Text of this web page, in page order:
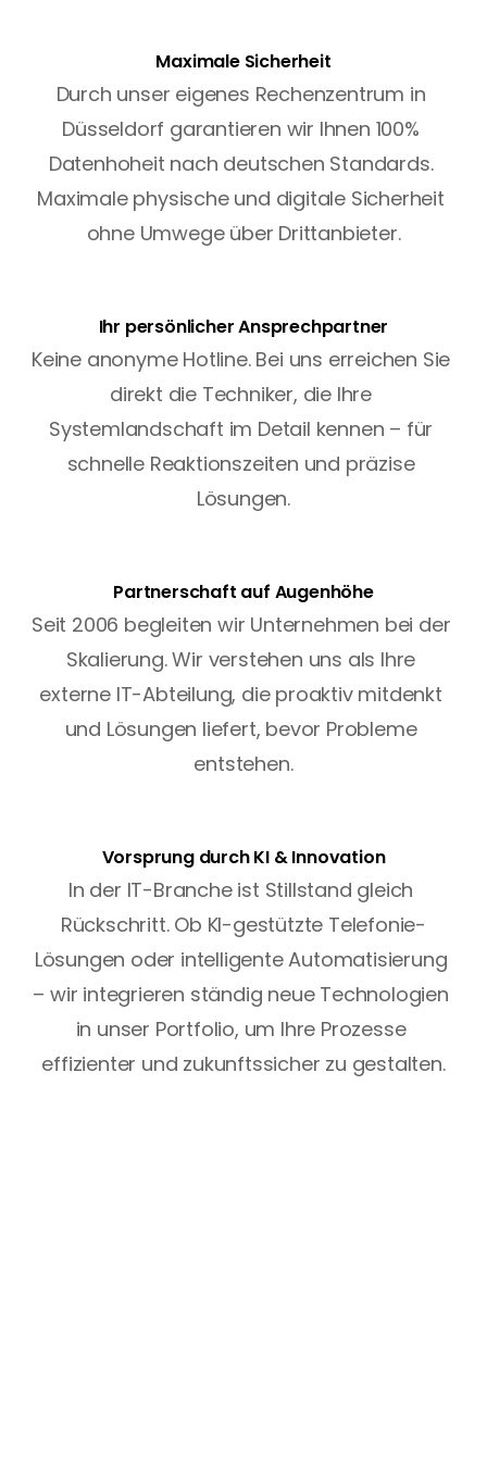
Maximale Sicherheit
Durch unser eigenes Rechenzentrum in
Düsseldorf garantieren wir Ihnen 100%
Datenhoheit nach deutschen Standards.
Maximale physische und digitale Sicherheit
ohne Umwege über Drittanbieter.
Ihr persönlicher Ansprechpartner
Keine anonyme Hotline. Bei uns erreichen Sie
direkt die Techniker, die Ihre
Systemlandschaft im Detail kennen – für
schnelle Reaktionszeiten und präzise
Lösungen.
Partnerschaft auf Augenhöhe
Seit 2006 begleiten wir Unternehmen bei der
Skalierung. Wir verstehen uns als Ihre
externe IT-Abteilung, die proaktiv mitdenkt
und Lösungen liefert, bevor Probleme
entstehen.
Vorsprung durch KI & Innovation
In der IT-Branche ist Stillstand gleich
Rückschritt. Ob KI-gestützte Telefonie-
Lösungen oder intelligente Automatisierung
– wir integrieren ständig neue Technologien
in unser Portfolio, um Ihre Prozesse
effizienter und zukunftssicher zu gestalten.